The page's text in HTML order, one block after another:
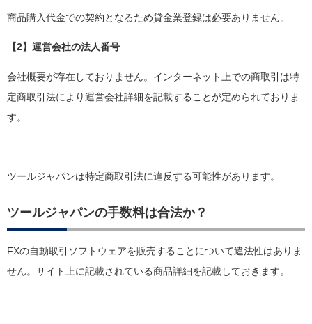
商品購入代金での契約となるため貸金業登録は必要ありません。
【2】運営会社の法人番号
会社概要が存在しておりません。インターネット上での商取引は特
定商取引法により運営会社詳細を記載することが定められておりま
す。
ツールジャパンは特定商取引法に違反する可能性があります。
ツールジャパンの手数料は合法か？
FXの自動取引ソフトウェアを販売することについて違法性はありま
せん。サイト上に記載されている商品詳細を記載しておきます。